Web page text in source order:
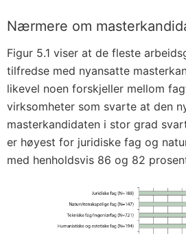
Nærmere om
Figur 5.1 viser at de fleste
tilfredse med nyansatte
likevel noen forskjeller mellom
virksomheter som svarte at den
masterkandidaten i stor grad
er høyest for juridiske fag og
med henholdsvis 86 og 82